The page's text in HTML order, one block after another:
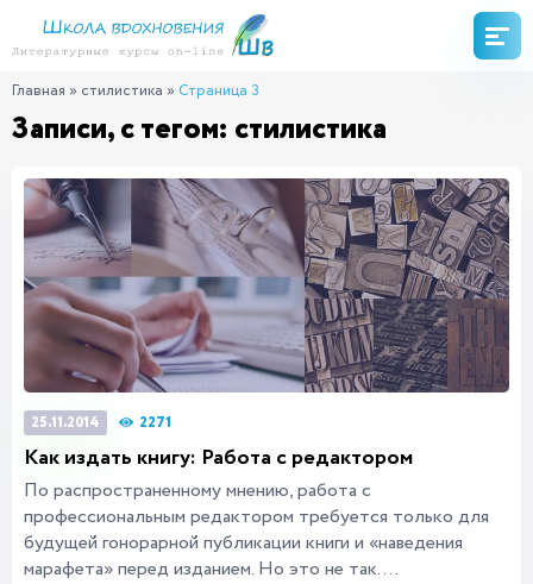
Главная » стилистика » Страница 3
Записи, с тегом: стилистика
25.11.2014 2271
Как издать книгу: Работа с редактором
По распространенному мнению, работа с
профессиональным редактором требуется только для
будущей гонорарной публикации книги и «наведения
марафета» перед изданием. Но это не так....